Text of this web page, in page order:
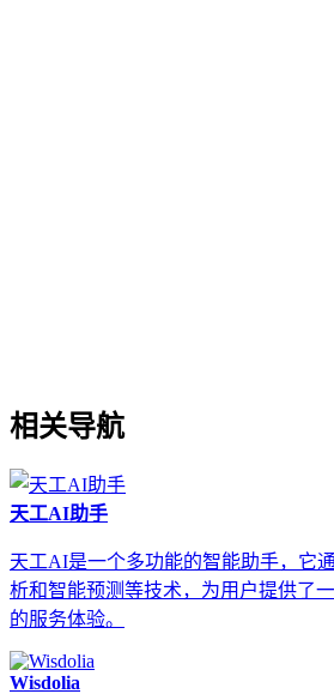
相关导航
天工AI助手
天工AI是一个多功能的智能助手，它
析和智能预测等技术，为用户提供了
的服务体验。
Wisdolia